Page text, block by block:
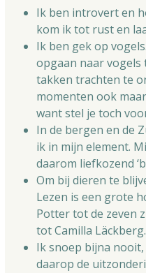
Ik ben introvert en
kom ik tot rust en
Ik ben gek op
opgaan naar vogels
takken trachten te
momenten ook
want stel je toch
In de bergen en de
ik in mijn element.
daarom liefkozend
Om bij dieren te
Lezen is een grote
Potter tot de zeven
tot Camilla Läckberg.
Ik snoep bijna nooit,
daarop de